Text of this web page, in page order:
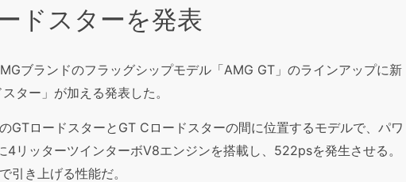
ドスターを発表
ブランドのフラッグシップモデル「AMG GT」のラインアップに新
ター」が加える発表した。
GTロードスターとGT Cロードスターの間に位置するモデルで、パワ
4リッターツインターボV8エンジンを搭載し、522psを発生させる。
引き上げる性能だ。